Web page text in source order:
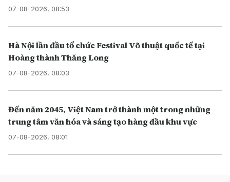
07-08-2026, 08:53
Hà Nội lần đầu tổ chức Festival Võ thuật quốc tế tại
Hoàng thành Thăng Long
07-08-2026, 08:03
Đến năm 2045, Việt Nam trở thành một trong những
trung tâm văn hóa và sáng tạo hàng đầu khu vực
07-08-2026, 08:01